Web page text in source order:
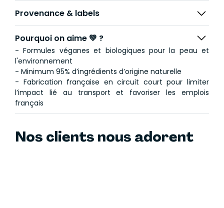
Provenance & labels
Pourquoi on aime 💚 ?
- Formules véganes et biologiques pour la peau et
l'environnement
- Minimum 95% d’ingrédients d’origine naturelle
- Fabrication française en circuit court pour limiter
l’impact lié au transport et favoriser les emplois
français
Nos clients nous adorent